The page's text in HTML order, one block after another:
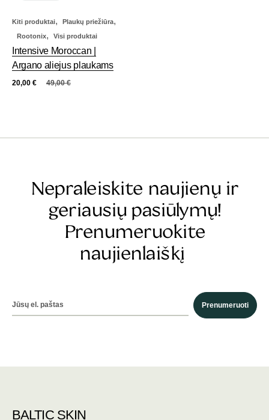
Kiti produktai, Plaukų priežiūra,
Rootonix, Visi produktai
Intensive Moroccan |
Argano aliejus plaukams
49,00€
20,00 €
Nepraleiskite naujienų ir
geriausių pasiūlymų!
Prenumeruokite
naujienlaiškį
Prenumeruoti
BALTIC SKIN